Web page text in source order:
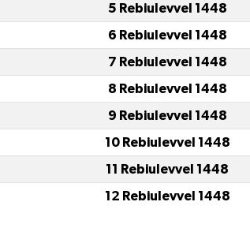
5 Rebiulevvel 1448
6 Rebiulevvel 1448
7 Rebiulevvel 1448
8 Rebiulevvel 1448
9 Rebiulevvel 1448
10 Rebiulevvel 1448
11 Rebiulevvel 1448
12 Rebiulevvel 1448